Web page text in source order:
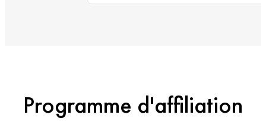
Programme d'affiliation